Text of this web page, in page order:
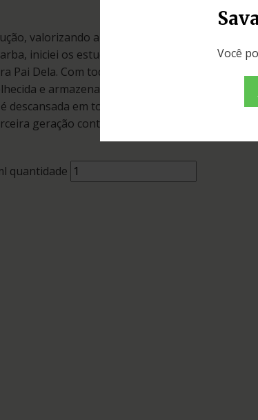
Você
valorizando a tradição familiar e
iniciei os estudos para a produção e
Pai Dela. Com todo cuidado e memória
e armazenada em toneis de
em toneis de Inox. Cachaça
geração continuando com orgulho a
quantidade